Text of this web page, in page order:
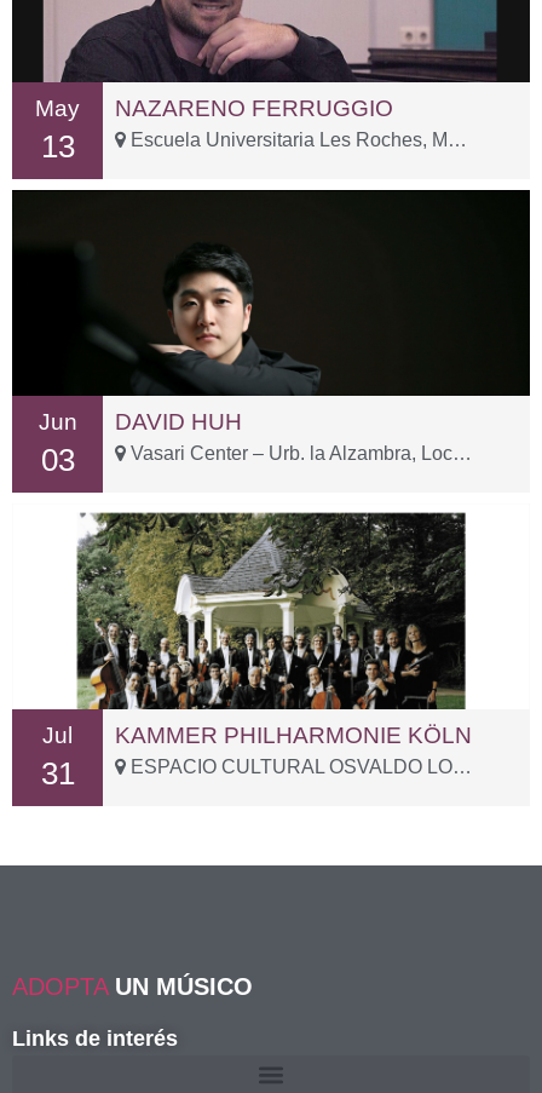
May
13
NAZARENO FERRUGGIO
Escuela Universitaria Les Roches, Marbella – Carr. Istán, Km. 1
Jun
03
DAVID HUH
Vasari Center – Urb. la Alzambra, Local 3-1
Jul
31
KAMMER PHILHARMONIE KÖLN
ESPACIO CULTURAL OSVALDO LOBALZO, Sotogrande – Pje. San Lorenzo, s/n
ADOPTA UN MÚSICO
Links de interés